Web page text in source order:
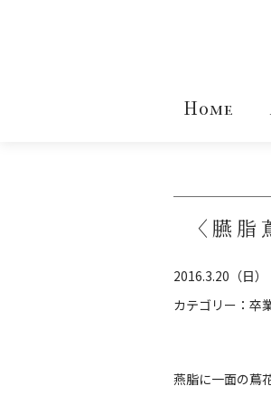
Home
〈臙
2016.3.20（日）
カテゴリー： 卒
燕脂に一面の蔦